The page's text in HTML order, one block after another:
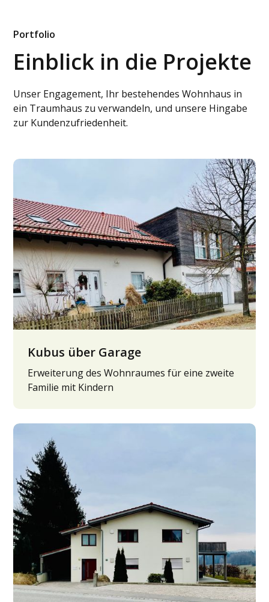
Portfolio
Einblick in die Projekte
Unser Engagement, Ihr bestehendes Wohnhaus in
ein Traumhaus zu verwandeln, und unsere Hingabe
zur Kundenzufriedenheit.
Kubus über Garage
Erweiterung des Wohnraumes für eine zweite
Familie mit Kindern